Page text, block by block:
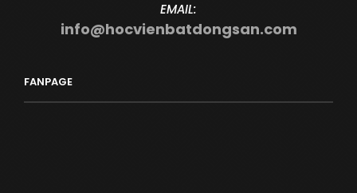
EMAIL:
info@hocvienbatdongsan.com
FANPAGE